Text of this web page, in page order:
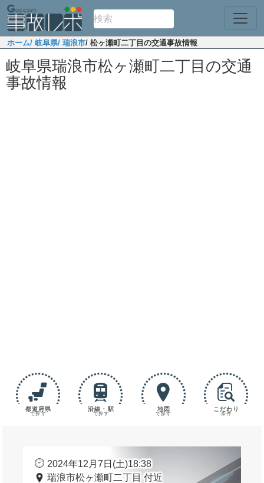
ホーム/ 岐阜県/ 瑞浪市/ 松ヶ瀬町二丁目の交通事故情報
岐阜県瑞浪市松ヶ瀬町二丁目の交通
事故情報
都道府県
で探す
沿線・駅
で探す
地図
で探す
こだわり
条件
2024年12月7日(土)18:38
瑞浪市松ヶ瀬町二丁目 付近